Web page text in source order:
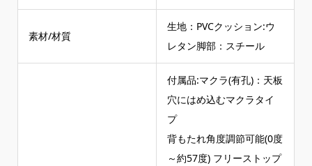
素材/材質
生地：PVCクッション:ウ
レタン脚部：スチール
付属品:マクラ(有孔)：天板
穴にはめ込むマクラタイ
プ
背もたれ角度調節可能(0度
～約57度) フリーストップ